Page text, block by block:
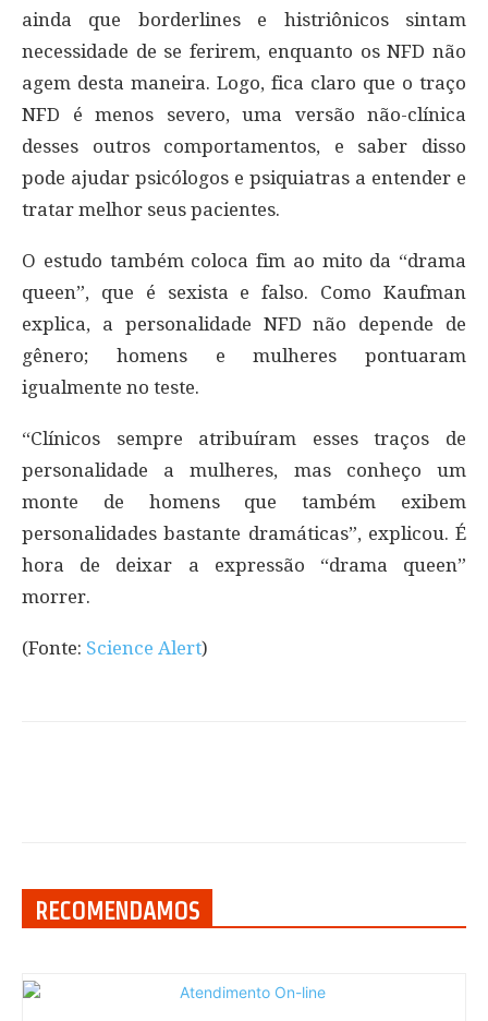
ainda que borderlines e histriônicos sintam
necessidade de se ferirem, enquanto os NFD não
agem desta maneira. Logo, fica claro que o traço
NFD é menos severo, uma versão não-clínica
desses outros comportamentos, e saber disso
pode ajudar psicólogos e psiquiatras a entender e
tratar melhor seus pacientes.
O estudo também coloca fim ao mito da “drama
queen”, que é sexista e falso. Como Kaufman
explica, a personalidade NFD não depende de
gênero; homens e mulheres pontuaram
igualmente no teste.
“Clínicos sempre atribuíram esses traços de
personalidade a mulheres, mas conheço um
monte de homens que também exibem
personalidades bastante dramáticas”, explicou. É
hora de deixar a expressão “drama queen”
morrer.
(Fonte: Science Alert)
RECOMENDAMOS